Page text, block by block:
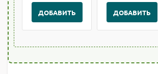
ДОБАВИТЬ ДОБАВИТЬ